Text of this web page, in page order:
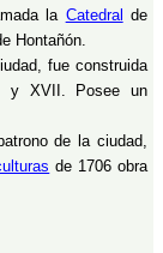
la Catedral de
Hontañón.
fue construida
y XVII. Posee un
de la ciudad,
de 1706 obra